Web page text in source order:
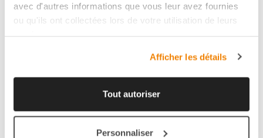
avec d'autres informations que vous leur avez fournies
ou qu'ils ont collectées lors de votre utilisation de leurs
Afficher les détails
Tout autoriser
Personnaliser